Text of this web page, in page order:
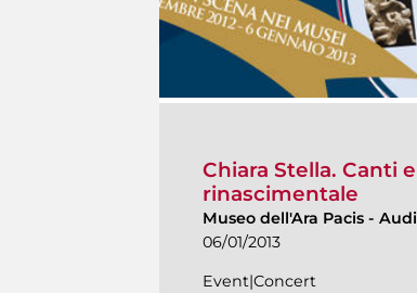
Chiara Stella. Canti
rinascimentale
Museo dell'Ara Pacis -
06/01/2013
Event|Concert